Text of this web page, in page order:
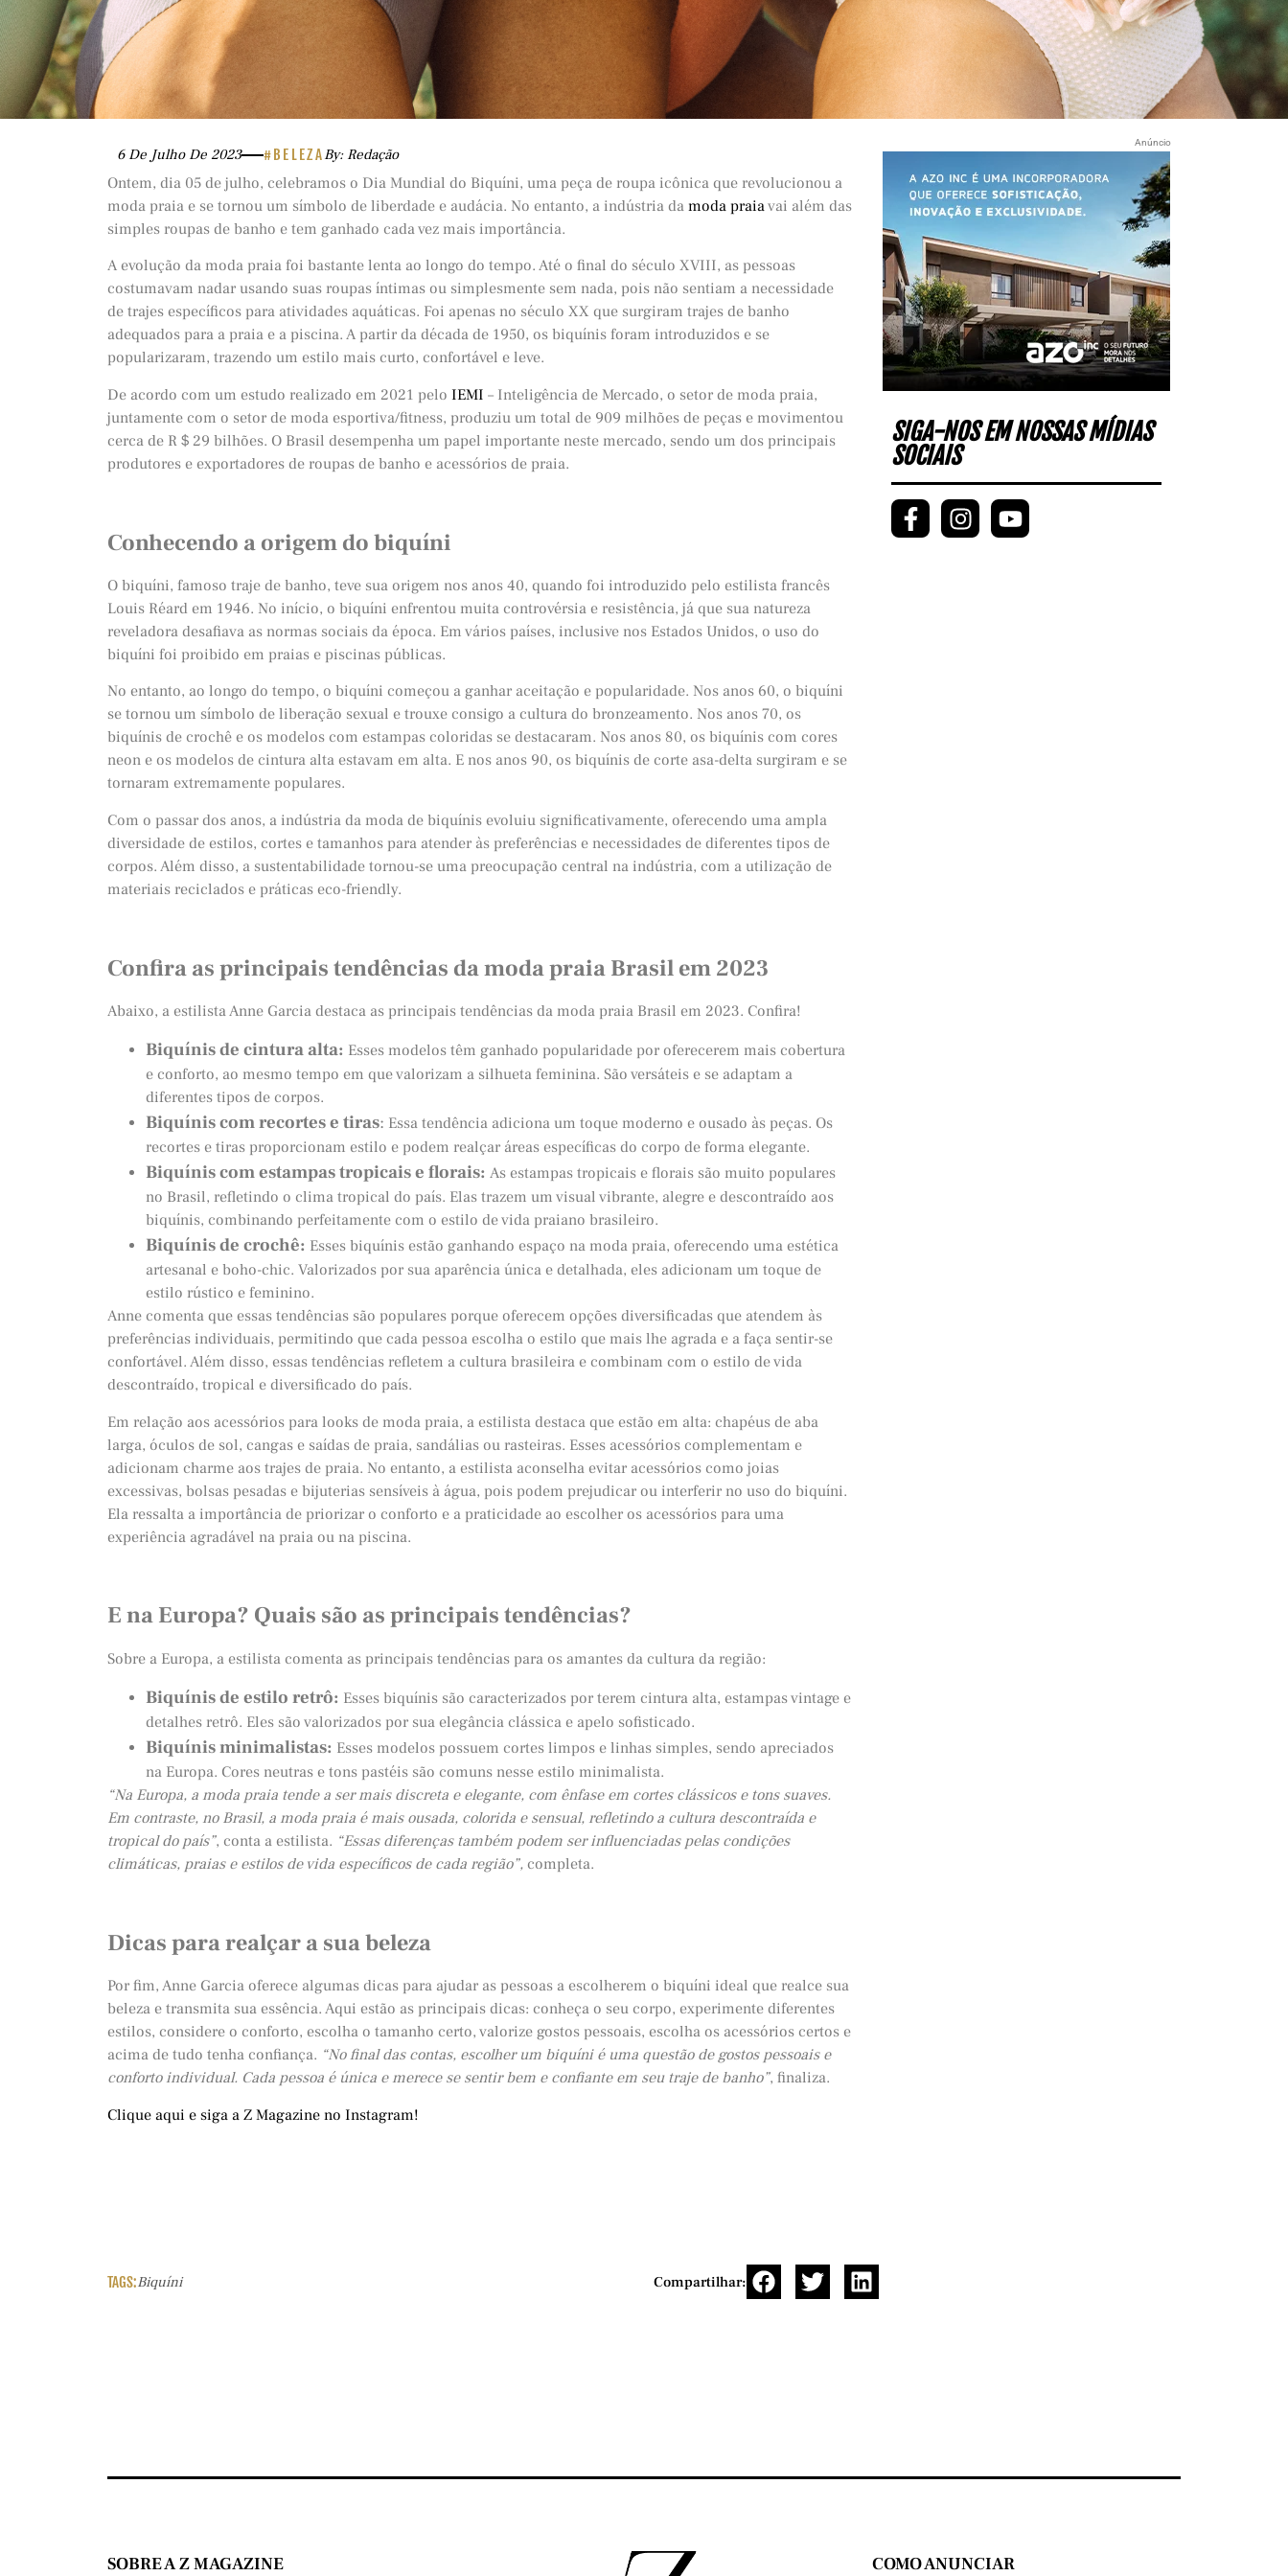
6 De Julho De 2023 #BELEZABy: Redação
Ontem, dia 05 de julho, celebramos o Dia Mundial do Biquíni, uma peça de roupa icônica que revolucionou a
moda praia e se tornou um símbolo de liberdade e audácia. No entanto, a indústria da moda praiavai além das
simples roupas de banho e tem ganhado cada vez mais importância.
A evolução da moda praia foi bastante lenta ao longo do tempo. Até o final do século XVIII, as pessoas
costumavam nadar usando suas roupas íntimas ou simplesmente sem nada, pois não sentiam a necessidade
de trajes específicos para atividades aquáticas. Foi apenas no século XX que surgiram trajes de banho
adequados para a praia e a piscina. A partir da década de 1950, os biquínis foram introduzidos e se
popularizaram, trazendo um estilo mais curto, confortável e leve.
De acordo com um estudo realizado em 2021 pelo IEMI – Inteligência de Mercado, o setor de moda praia,
juntamente com o setor de moda esportiva/fitness, produziu um total de 909 milhões de peças e movimentou
cerca de R＄29 bilhões. O Brasil desempenha um papel importante neste mercado, sendo um dos principais
produtores e exportadores de roupas de banho e acessórios de praia.
Conhecendo a origem do biquíni
O biquíni, famoso traje de banho, teve sua origem nos anos 40, quando foi introduzido pelo estilista francês
Louis Réard em 1946. No início, o biquíni enfrentou muita controvérsia e resistência, já que sua natureza
reveladora desafiava as normas sociais da época. Em vários países, inclusive nos Estados Unidos, o uso do
biquíni foi proibido em praias e piscinas públicas.
No entanto, ao longo do tempo, o biquíni começou a ganhar aceitação e popularidade. Nos anos 60, o biquíni
se tornou um símbolo de liberação sexual e trouxe consigo a cultura do bronzeamento. Nos anos 70, os
biquínis de crochê e os modelos com estampas coloridas se destacaram. Nos anos 80, os biquínis com cores
neon e os modelos de cintura alta estavam em alta. E nos anos 90, os biquínis de corte asa-delta surgiram e se
tornaram extremamente populares.
Com o passar dos anos, a indústria da moda de biquínis evoluiu significativamente, oferecendo uma ampla
diversidade de estilos, cortes e tamanhos para atender às preferências e necessidades de diferentes tipos de
corpos. Além disso, a sustentabilidade tornou-se uma preocupação central na indústria, com a utilização de
materiais reciclados e práticas eco-friendly.
Confira as principais tendências da moda praia Brasil em 2023
Abaixo, a estilista Anne Garcia destaca as principais tendências da moda praia Brasil em 2023. Confira!
Biquínis de cintura alta: Esses modelos têm ganhado popularidade por oferecerem mais cobertura
e conforto, ao mesmo tempo em que valorizam a silhueta feminina. São versáteis e se adaptam a
diferentes tipos de corpos.
Biquínis com recortes e tiras: Essa tendência adiciona um toque moderno e ousado às peças. Os
recortes e tiras proporcionam estilo e podem realçar áreas específicas do corpo de forma elegante.
Biquínis com estampas tropicais e florais: As estampas tropicais e florais são muito populares
no Brasil, refletindo o clima tropical do país. Elas trazem um visual vibrante, alegre e descontraído aos
biquínis, combinando perfeitamente com o estilo de vida praiano brasileiro.
Biquínis de crochê: Esses biquínis estão ganhando espaço na moda praia, oferecendo uma estética
artesanal e boho-chic. Valorizados por sua aparência única e detalhada, eles adicionam um toque de
estilo rústico e feminino.
Anne comenta que essas tendências são populares porque oferecem opções diversificadas que atendem às
preferências individuais, permitindo que cada pessoa escolha o estilo que mais lhe agrada e a faça sentir-se
confortável. Além disso, essas tendências refletem a cultura brasileira e combinam com o estilo de vida
descontraído, tropical e diversificado do país.
Em relação aos acessórios para looks de moda praia, a estilista destaca que estão em alta: chapéus de aba
larga, óculos de sol, cangas e saídas de praia, sandálias ou rasteiras. Esses acessórios complementam e
adicionam charme aos trajes de praia. No entanto, a estilista aconselha evitar acessórios como joias
excessivas, bolsas pesadas e bijuterias sensíveis à água, pois podem prejudicar ou interferir no uso do biquíni.
Ela ressalta a importância de priorizar o conforto e a praticidade ao escolher os acessórios para uma
experiência agradável na praia ou na piscina.
E na Europa? Quais são as principais tendências?
Sobre a Europa, a estilista comenta as principais tendências para os amantes da cultura da região:
Biquínis de estilo retrô: Esses biquínis são caracterizados por terem cintura alta, estampas vintage e
detalhes retrô. Eles são valorizados por sua elegância clássica e apelo sofisticado.
Biquínis minimalistas: Esses modelos possuem cortes limpos e linhas simples, sendo apreciados
na Europa. Cores neutras e tons pastéis são comuns nesse estilo minimalista.
“Na Europa, a moda praia tende a ser mais discreta e elegante, com ênfase em cortes clássicos e tons suaves.
Em contraste, no Brasil, a moda praia é mais ousada, colorida e sensual, refletindo a cultura descontraída e
tropical do país”, conta a estilista. “Essas diferenças também podem ser influenciadas pelas condições
climáticas, praias e estilos de vida específicos de cada região”, completa.
Dicas para realçar a sua beleza
Por fim, Anne Garcia oferece algumas dicas para ajudar as pessoas a escolherem o biquíni ideal que realce sua
beleza e transmita sua essência. Aqui estão as principais dicas: conheça o seu corpo, experimente diferentes
estilos, considere o conforto, escolha o tamanho certo, valorize gostos pessoais, escolha os acessórios certos e
acima de tudo tenha confiança. “No final das contas, escolher um biquíni é uma questão de gostos pessoais e
conforto individual. Cada pessoa é única e merece se sentir bem e confiante em seu traje de banho”, finaliza.
Clique aqui e siga a Z Magazine no Instagram!
Anúncio
SIGA-NOS EM NOSSAS MÍDIAS
SOCIAIS
TAGS:Biquíni Compartilhar:
SOBRE A Z MAGAZINE COMO ANUNCIAR